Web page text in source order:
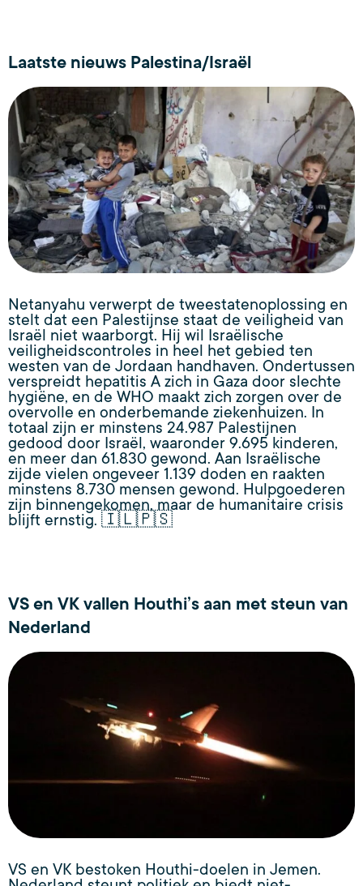
Laatste nieuws Palestina/Israël
Netanyahu verwerpt de tweestatenoplossing en
stelt dat een Palestijnse staat de veiligheid van
Israël niet waarborgt. Hij wil Israëlische
veiligheidscontroles in heel het gebied ten
westen van de Jordaan handhaven. Ondertussen
verspreidt hepatitis A zich in Gaza door slechte
hygiëne, en de WHO maakt zich zorgen over de
overvolle en onderbemande ziekenhuizen. In
totaal zijn er minstens 24.987 Palestijnen
gedood door Israël, waaronder 9.695 kinderen,
en meer dan 61.830 gewond. Aan Israëlische
zijde vielen ongeveer 1.139 doden en raakten
minstens 8.730 mensen gewond. Hulpgoederen
zijn binnengekomen, maar de humanitaire crisis
blijft ernstig. 🇮🇱🇵🇸
VS en VK vallen Houthi’s aan met steun van
Nederland
VS en VK bestoken Houthi-doelen in Jemen.